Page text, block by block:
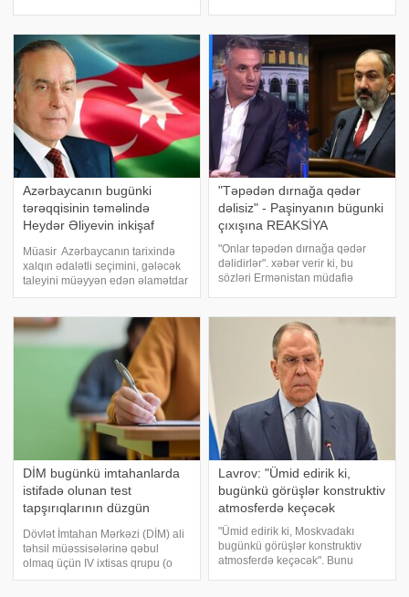
vəfat edib, əraziyə cəlb olunan
FHN işçiləri xəsarə
İşlər Nazirliyinin mətbuat katibi
Ayxan Hacızad
Azərbaycanın bugünki
tərəqqisinin təməlində
Heydər Əliyevin inkişaf
Müasir Azərbaycanın tarixində
xalqın ədalətli seçimini, gələcək
taleyini müəyyən edən əlamətdar
günlərdən biri də 1993-cü ilin 3
keçirilən prezident seçkilərində
xalqın mütləq əksəriyyətini
"Təpədən dırnağa qədər
dəlisiz" - Paşinyanın bügunki
çıxışına REAKSİYA
"Onlar təpədən dırnağa qədər
dəlidirlər". xəbər verir ki, bu
sözləri Ermənistan müdafiə
Paşinyanın İstintaq
Komissiyasında ordu ilə bağlı
bəyanatlarını şər
DİM bugünkü imtahanlarda
istifadə olunan test
tapşırıqlarının düzgün
cavablarını açıqladı
Dövlət İmtahan Mərkəzi (DİM) ali
təhsil müəssisələrinə qəbul
olmaq üçün IV ixtisas qrupu (o
cümlədən I ixtisas qrupu üzrə RK
Lavrov: "Ümid edirik ki,
bugünkü görüşlər konstruktiv
atmosferdə keçəcək
"Ümid edirik ki, Moskvadakı
bugünkü görüşlər konstruktiv
atmosferdə keçəcək". Bunu